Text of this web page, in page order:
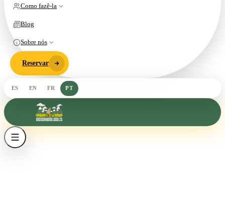
Como fazê-la
Blog
Sobre nós
Reservar
ES EN FR PT